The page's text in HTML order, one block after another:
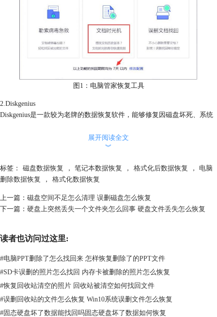
图1：电脑管家恢复工具
2.Diskgenius
Diskgenius是一款较为老牌的数据恢复软件，能够修复因磁盘坏死、系统
件对应的资源库升级较慢，部分机型和系统可能无法适用。
3.EasyRecovery
EasyRecovery是一款优秀的数据恢复软件，不仅能够兼容windows和mac双
展开阅读全文
︾
标签： 磁盘数据恢复 ， 笔记本数据恢复 ， 格式化后数据恢复 ，
电脑
删除数据恢复
， 格式化数据恢复
上一篇： 磁盘空间不足怎么清理 误删磁盘怎么恢复
下一篇： 硬盘上突然丢失一个文件夹怎么回事 硬盘文件丢失怎么恢复
读者也访问过这里:
#电脑PPT删除了怎么找回来 怎样恢复删除了的PPT文件
#SD卡误删的照片怎么找回 内存卡被删除的照片怎么恢复
#恢复回收站清空的照片 回收站被清空如何找回文件
#误删回收站的文件怎么恢复 Win10系统误删文件怎么恢复
#固态硬盘坏了数据能找回吗固态硬盘坏了数据如何恢复